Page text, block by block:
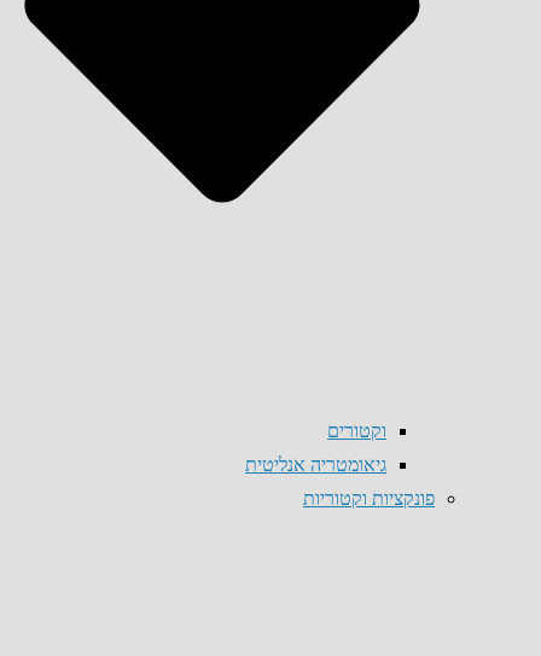
וקטורים
גיאומטריה אנליטית
פונקציות וקטוריות